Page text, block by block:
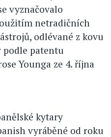
vyznačovalo
netradičních
odlévané z kovu
podle patentu
Younga ze 4. října
kytary
vyráběné od roku